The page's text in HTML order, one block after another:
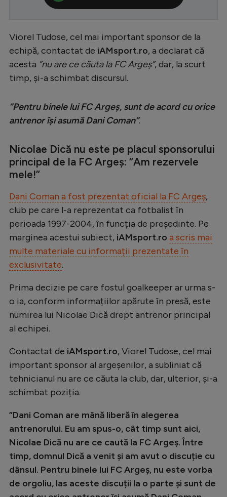
Bundesliga
Campionate
Starurile fotbalului
EURO 2024
Clasamente
Handbal
Natație
Formula 1
Gimnastică
Auto
Rugby
Ciclism
Intră în cont
Creează cont
Viorel Tudose, cel mai important sponsor de la
echipă, contactat de iAMsport.ro, a declarat că
acesta ”nu are ce căuta la FC Argeș”, dar, la scurt
timp, și-a schimbat discursul.
”Pentru binele lui FC Argeș, sunt de acord cu orice
antrenor își asumă Dani Coman”.
Nicolae Dică nu este pe placul sponsorului
principal de la FC Argeș: ”Am rezervele
mele!”
Dani Coman a fost prezentat oficial la FC Argeș,
club pe care l-a reprezentat ca fotbalist în
perioada 1997-2004, în funcția de președinte. Pe
marginea acestui subiect, iAMsport.ro a scris mai
multe materiale cu informații prezentate în
exclusivitate.
Prima decizie pe care fostul goalkeeper ar urma s-
o ia, conform informațiilor apărute în presă, este
numirea lui Nicolae Dică drept antrenor principal
al echipei.
Contactat de iAMsport.ro, Viorel Tudose, cel mai
important sponsor al argeșenilor, a subliniat că
tehnicianul nu are ce căuta la club, dar, ulterior, și-a
schimbat poziția.
”Dani Coman are mână liberă în alegerea
antrenorului. Eu am spus-o, cât timp sunt aici,
Nicolae Dică nu are ce caută la FC Argeș. Între
timp, domnul Dică a venit și am avut o discuție cu
dânsul. Pentru binele lui FC Argeș, nu este vorba
de orgoliu, las aceste discuții la o parte și sunt de